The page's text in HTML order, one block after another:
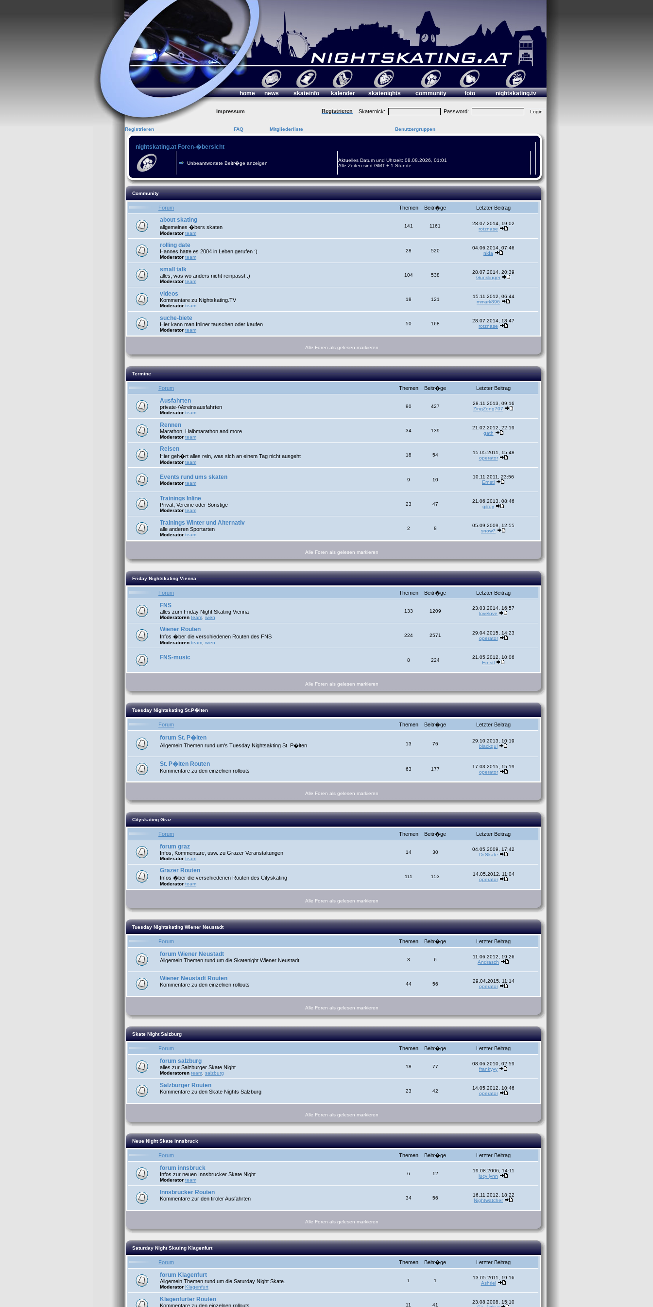
home news skateinfo kalender skatenights community foto nightskating.tv
Impressum Registrieren Skaternick: Password:
Registrieren FAQ Mitgliederliste Benutzergruppen
nightskating.at Foren-�bersicht
Unbeantwortete Beitr�ge anzeigen
Aktuelles Datum und Uhrzeit: 08.08.2026, 01:01
Alle Zeiten sind GMT + 1 Stunde
Community
Forum Themen Beitr�ge Letzter Beitrag
about skating
allgemeines �bers skaten
Moderator team
141 1161
28.07.2014, 19:02
rotznase
rolling date
Hannes hatte es 2004 in Leben gerufen :)
Moderator team
28 520
04.06.2014, 07:46
nida
small talk
alles, was wo anders nicht reinpasst :)
Moderator team
104 538
28.07.2014, 20:39
Gunslinger
videos
Kommentare zu Nightskating.TV
Moderator team
18 121
15.11.2012, 06:44
mmark896
suche-biete
Hier kann man Inliner tauschen oder kaufen.
Moderator team
50 168
28.07.2014, 18:47
rotznase
Alle Foren als gelesen markieren
Termine
Forum Themen Beitr�ge Letzter Beitrag
Ausfahrten
private-/Vereinsausfahrten
Moderator team
90 427
28.11.2013, 09:16
ZingZong707
Rennen
Marathon, Halbmarathon and more . . .
Moderator team
34 139
21.02.2012, 22:19
gath
Reisen
Hier geh�rt alles rein, was sich an einem Tag nicht ausgeht
Moderator team
18 54
15.05.2011, 15:48
operator
Events rund ums skaten
Moderator team
9 10
10.11.2011, 23:56
Ernstl
Trainings Inline
Privat, Vereine oder Sonstige
Moderator team
23 47
21.06.2013, 08:46
gilroy
Trainings Winter und Alternativ
alle anderen Sportarten
Moderator team
2 8
05.09.2009, 12:55
snow7
Alle Foren als gelesen markieren
Friday Nightskating Vienna
Forum Themen Beitr�ge Letzter Beitrag
FNS
alles zum Friday Night Skating Vienna
Moderatoren team wien
133 1209
23.03.2014, 16:57
lovelove
Wiener Routen
Infos �ber die verschiedenen Routen des FNS
Moderatoren team wien
224 2571
29.04.2015, 14:23
operator
FNS-music 8 224
21.05.2012, 10:06
Ernstl
Alle Foren als gelesen markieren
Tuesday Nightskating St.P�lten
Forum Themen Beitr�ge Letzter Beitrag
forum St. P�lten
Allgemein Themen rund um's Tuesday Nightsakting St. P�lten 13 76
29.10.2013, 10:19
blackgul
St. P�lten Routen
Kommentare zu den einzelnen rollouts 63 177
17.03.2015, 15:19
operator
Alle Foren als gelesen markieren
Cityskating Graz
Forum Themen Beitr�ge Letzter Beitrag
forum graz
Infos, Kommentare, usw. zu Grazer Veranstaltungen
Moderator team
14 30
04.05.2009, 17:42
Dr.Skate
Grazer Routen
Infos �ber die verschiedenen Routen des Cityskating
Moderator team
111 153
14.05.2012, 11:04
operator
Alle Foren als gelesen markieren
Tuesday Nightskating Wiener Neustadt
Forum Themen Beitr�ge Letzter Beitrag
forum Wiener Neustadt
Allgemein Themen rund um die Skatenight Wiener Neustadt 3 6
11.06.2012, 19:26
Andrasch
Wiener Neustadt Routen
Kommentare zu den einzelnen rollouts 44 56
29.04.2015, 11:14
operator
Alle Foren als gelesen markieren
Skate Night Salzburg
Forum Themen Beitr�ge Letzter Beitrag
forum salzburg
alles zur Salzburger Skate Night
Moderatoren team salzburg
18 77
08.06.2010, 02:59
frankyyy
Salzburger Routen
Kommentare zu den Skate Nights Salzburg 23 42
14.05.2012, 10:46
operator
Alle Foren als gelesen markieren
Neue Night Skate Innsbruck
Forum Themen Beitr�ge Letzter Beitrag
forum innsbruck
Infos zur neuen Innsbrucker Skate Night
Moderator team
6 12
19.08.2006, 14:11
lucy lynn
Innsbrucker Routen
Kommentare zur den tiroler Ausfahrten 34 56
16.11.2012, 18:22
Nightwatcher
Alle Foren als gelesen markieren
Saturday Night Skating Klagenfurt
Forum Themen Beitr�ge Letzter Beitrag
forum Klagenfurt
Allgemein Themen rund um die Saturday Night Skate.
Moderator Klagenfurt
1 1
13.05.2011, 19:16
Ashriel
Klagenfurter Routen
Kommentare zu den einzelnen rollouts 11 41
23.08.2008, 15:10